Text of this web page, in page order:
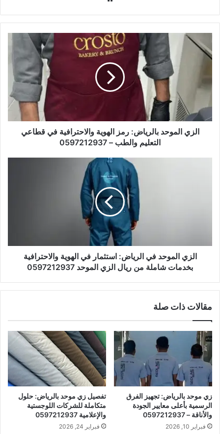
الزي الموحد بالرياض: رمز الهوية والاحترافية في قطاعي
التعليم والطب – 0597212937
الزي الموحد في الرياض: استثمار في الهوية والاحترافية
بخدمات شاملة من ريال الزي الموحد 0597212937
مقالات ذات صلة
زي موحد بالرياض: تجهيز الفرق
الرسمية بأعلى معايير الجودة
والأناقة – 0597212937
فبراير 10, 2026
تفصيل زي موحد بالرياض: حلول
متكاملة للشركات اللوجستية
والإعلامية 0597212937
فبراير 24, 2026